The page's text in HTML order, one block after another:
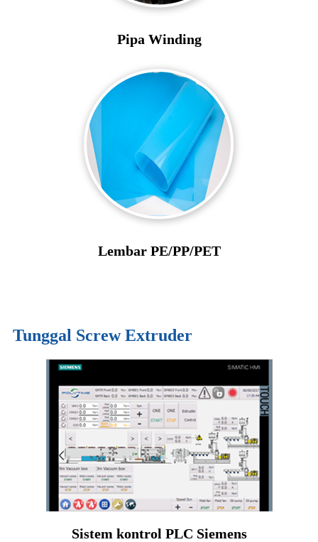
Pipa Winding
Lembar PE/PP/PET
Tunggal Screw Extruder
Sistem kontrol PLC Siemens